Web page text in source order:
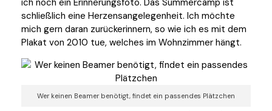
schließlich eine Herzensangelegenheit. Ich möchte
mich gern daran zurückerinnern, so wie ich es mit dem
Plakat von 2010 tue, welches im Wohnzimmer hängt.
Wer keinen Beamer benötigt, findet ein passendes Plätzchen